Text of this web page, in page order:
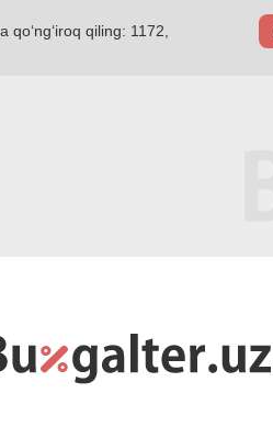
qiling: 1172,